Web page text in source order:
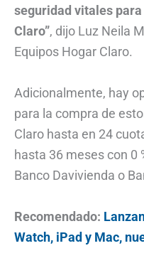
seguridad vitales
Claro”, dijo Luz Neila
Equipos Hogar Claro.
Adicionalmente, hay
para la compra de
Claro hasta en 24
hasta 36 meses con 0
Banco Davivienda o
Recomendado:
Watch, iPad y Mac,